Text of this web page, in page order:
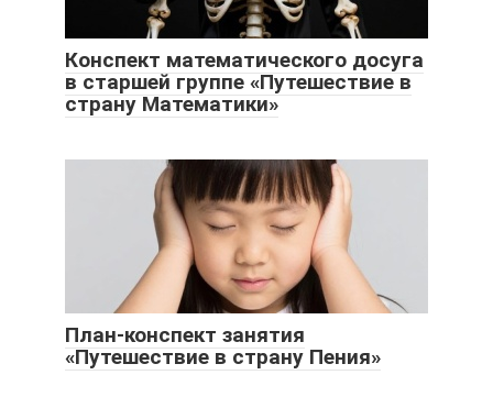
Конспект математического досуга
в старшей группе «Путешествие в
страну Математики»
План-конспект занятия
«Путешествие в страну Пения»